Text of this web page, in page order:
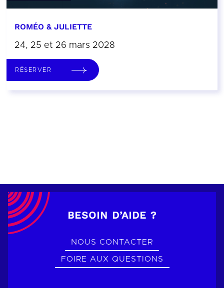
ROMÉO & JULIETTE
24, 25 et 26 mars 2028
RÉSERVER
BESOIN D’AIDE ?
NOUS CONTACTER
FOIRE AUX QUESTIONS